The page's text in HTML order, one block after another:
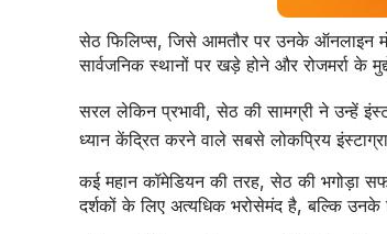
सेठ फिलिप्स, जिसे आमतौर पर उनके ऑनलाइन
सार्वजनिक स्थानों पर खड़े होने और रोजमर्रा के
सरल लेकिन प्रभावी, सेठ की सामग्री ने उन्हें
ध्यान केंद्रित करने वाले सबसे लोकप्रिय
कई महान कॉमेडियन की तरह, सेठ की भगोड़ा
दर्शकों के लिए अत्यधिक भरोसेमंद है, बल्कि उनके